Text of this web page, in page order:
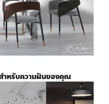
ำหรับความฝันของคุณ